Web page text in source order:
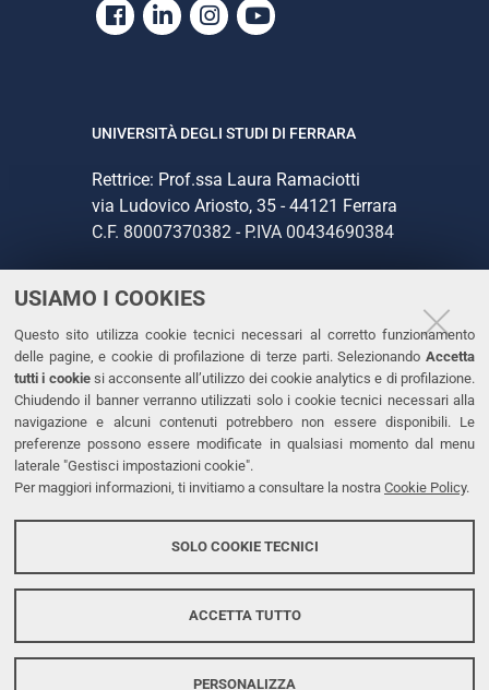
USIAMO I COOKIES
Questo sito utilizza cookie tecnici necessari al corretto funzionamento
delle pagine, e cookie di profilazione di terze parti. Selezionando Accetta
tutti i cookiesi acconsente all’utilizzo dei cookie analytics e di profilazione.
Chiudendo il banner verranno utilizzati solo i cookie tecnici necessari alla
navigazione e alcuni contenuti potrebbero non essere disponibili. Le
preferenze possono essere modificate in qualsiasi momento dal menu
laterale "Gestisci impostazioni cookie".
Per maggiori informazioni, ti invitiamo a consultare la nostra Cookie Policy.
SOLO COOKIE TECNICI
ACCETTA TUTTO
PERSONALIZZA
Facebook
LinkedinInstagram
Youtube
UNIVERSITÀ DEGLI STUDI DI FERRARA
Rettrice: Prof.ssa Laura Ramaciotti
via Ludovico Ariosto, 35 - 44121 Ferrara
C.F. 80007370382 - P.IVA 00434690384
CONTATTI
Tel. +39 0532 293111
Fax. +39 0532 293031
PEC
LINKS
Dichiarazione di accessibilità
Protezione dati personali